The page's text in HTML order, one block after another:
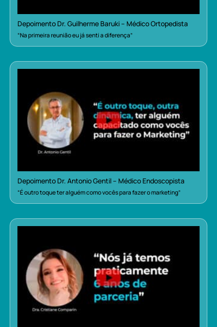
Depoimento Dr. Guilherme Baruki – Médico Ortopedista
“Na primeira reunião eu já senti a diferença”
Depoimento Dr. Antonio Gentil – Médico Endoscopista
“É outro toque ter alguém como vocês para fazer o marketing”